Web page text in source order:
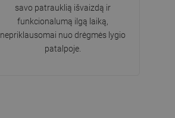
savo patrauklią išvaizdą ir
funkcionalumą ilgą laiką,
nepriklausomai nuo drėgmės lygio
patalpoje.